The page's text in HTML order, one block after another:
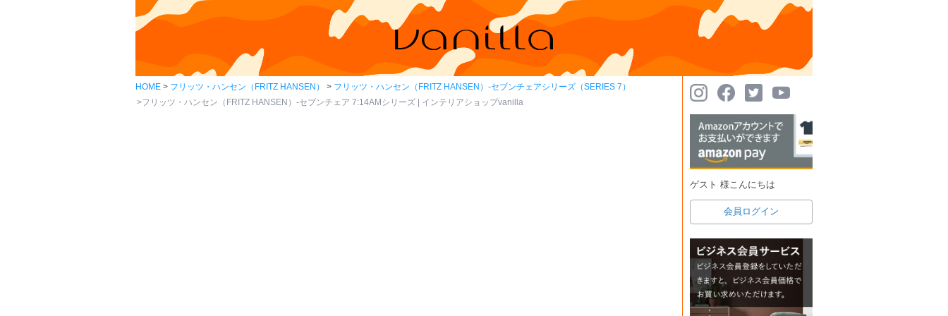
HOME フリッツ・ハンセン（FRITZ HANSEN）
フリッツ・ハンセン（FRITZ HANSEN）-セブンチェアシリーズ（SERIES 7）
フリッツ・ハンセン（FRITZ HANSEN）-セブンチェア 7:14AMシリーズ | インテリアショップvanilla
ゲスト 様こんにちは
会員ログイン